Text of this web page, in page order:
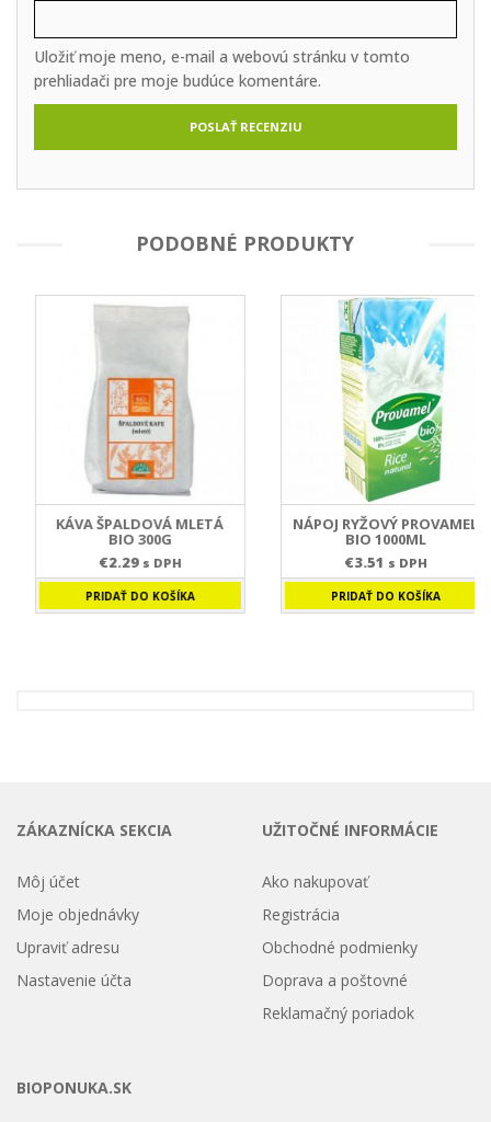
Uložiť moje meno, e-mail a webovú stránku v tomto
prehliadači pre moje budúce komentáre.
PODOBNÉ PRODUKTY
KÁVA ŠPALDOVÁ MLETÁ
BIO 300G
2.29 s DPH
PRIDAŤ DO KOŠÍKA
NÁPOJ RYŽOVÝ PROVAMEL
BIO 1000ML
3.51 s DPH
PRIDAŤ DO KOŠÍKA
ZÁKAZNÍCKA SEKCIA
Môj účet
Moje objednávky
Upraviť adresu
Nastavenie účta
UŽITOČNÉ INFORMÁCIE
Ako nakupovať
Registrácia
Obchodné podmienky
Doprava a poštovné
Reklamačný poriadok
BIOPONUKA.SK